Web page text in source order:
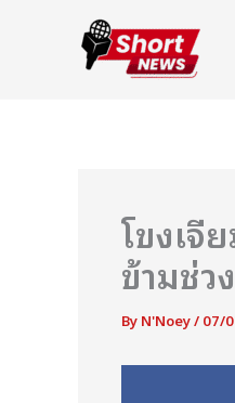
โขงเจี
ข้ามช่
ByN'Noey/07/